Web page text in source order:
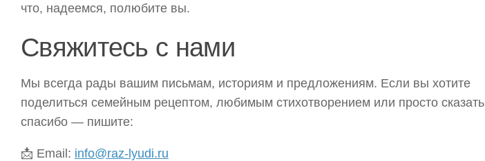
что, надеемся, полюбите вы.
Свяжитесь с нами
Мы всегда рады вашим письмам, историям и предложениям. Если вы хотите
поделиться семейным рецептом, любимым стихотворением или просто сказать
спасибо — пишите:
📩 Email: info@raz-lyudi.ru